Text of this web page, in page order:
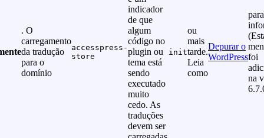
. O
carregamento
da tradução
para o
domínio
accesspress-
store
indicador
de que
algum
código no
plugin ou
tema está
sendo
executado
muito
cedo. As
traduções
devem ser
init
ou
mais
tarde.
Leia
como
Depurar o
WordPressfoi
na